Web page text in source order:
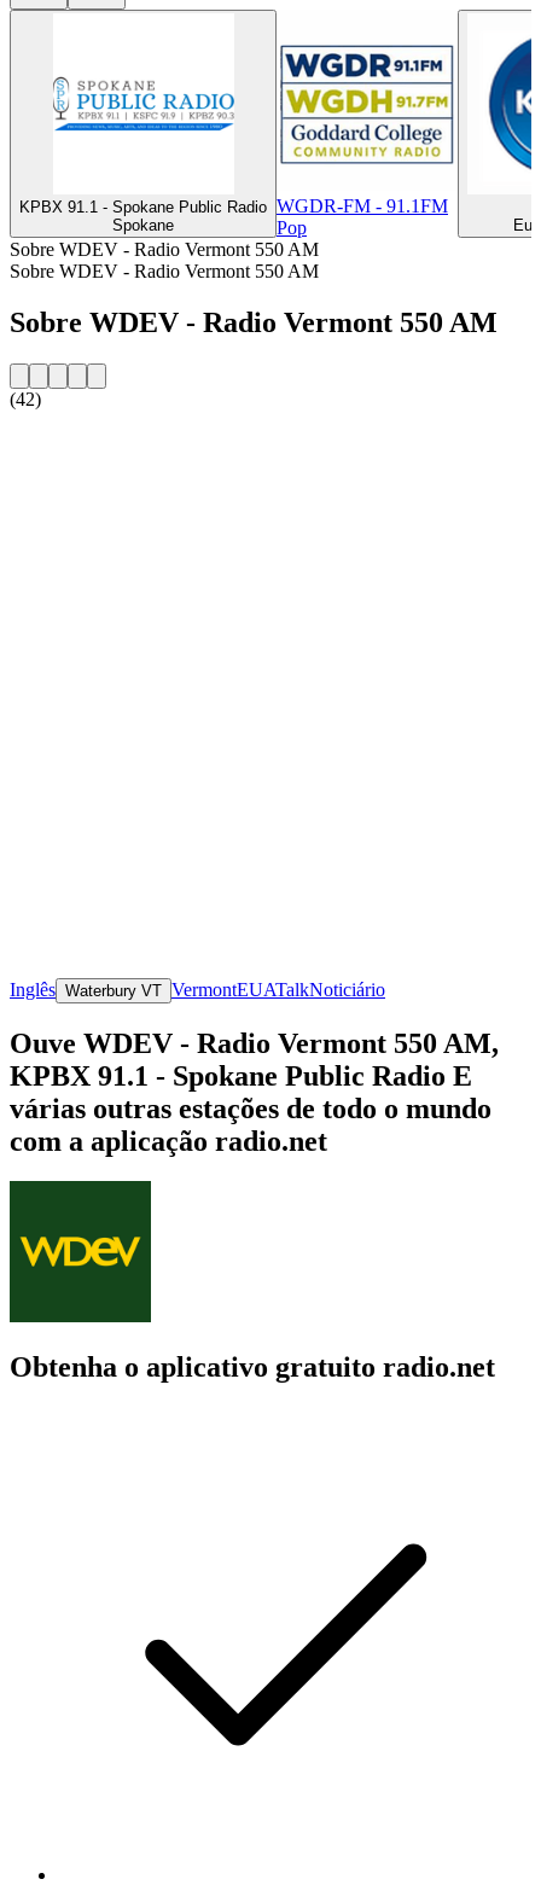
KPBX 91.1 - Spokane Public Radio
Spokane
WGDR-FM - 91.1FM
Pop
Sobre WDEV - Radio Vermont 550 AM
Sobre WDEV - Radio Vermont 550 AM
Sobre WDEV - Radio Vermont 550 AM
(42)
Inglês Waterbury VT VermontEUATalkNoticiário
Ouve WDEV - Radio Vermont 550 AM,
KPBX 91.1 - Spokane Public Radio E
várias outras estações de todo o mundo
com a aplicação radio.net
Obtenha o aplicativo gratuito radio.net